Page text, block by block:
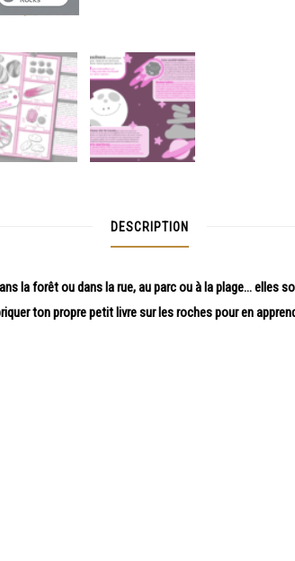
DESCRIPTION
la forêt ou dans la rue, au parc ou à la plage…
ton propre petit livre sur les roches pour en